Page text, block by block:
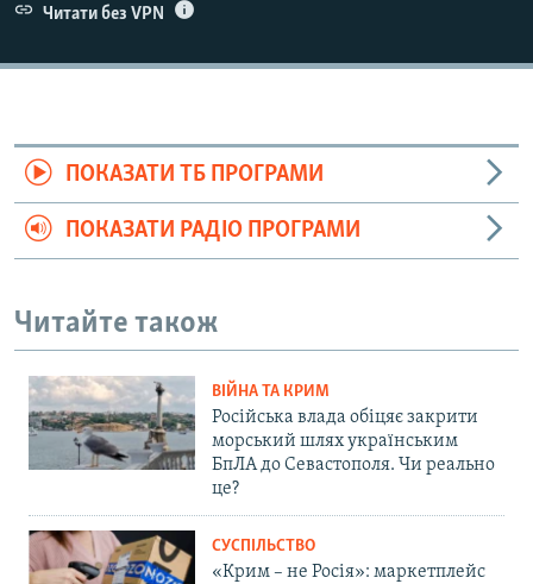
Читати без VPN
ПОКАЗАТИ ТБ ПРОГРАМИ
ПОКАЗАТИ РАДІО ПРОГРАМИ
Читайте також
ВІЙНА ТА КРИМ
Російська влада обіцяє закрити
морський шлях українським
БпЛА до Севастополя. Чи реально
це?
СУСПІЛЬСТВО
«Крим – не Росія»: маркетплейс